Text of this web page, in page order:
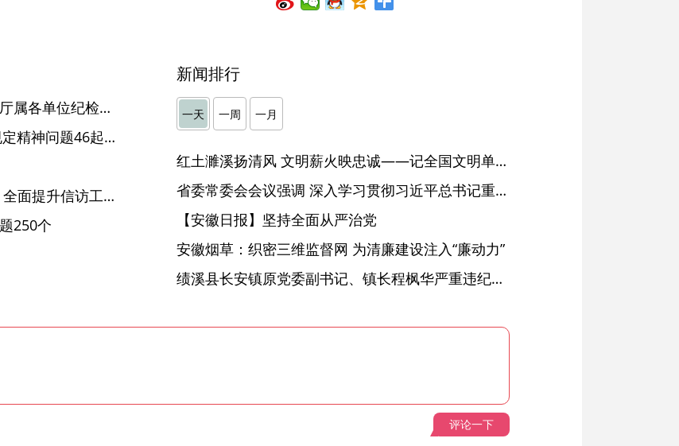
驻省生态环境厅纪检监察组：召开厅属各单位纪检委员工作交流座谈会
天长：2019年查处违反中央八项规定精神问题46起 处理69人
蚌埠禹会：加强制度建设规范处置 全面提升信访工作质效
250个
新闻排行
一天 一周 一月
红土濉溪扬清风 文明薪火映忠诚——记全国文明单位、安徽省濉溪县纪委监委
省委常委会会议强调 深入学习贯彻习近平总书记重要讲话精神 以高质量党建引领高质量发展 梁言顺主持并讲话
【安徽日报】坚持全面从严治党
安徽烟草：织密三维监督网 为清廉建设注入“廉动力”
绩溪县长安镇原党委副书记、镇长程枫华严重违纪违法被开除党籍和公职
评论一下